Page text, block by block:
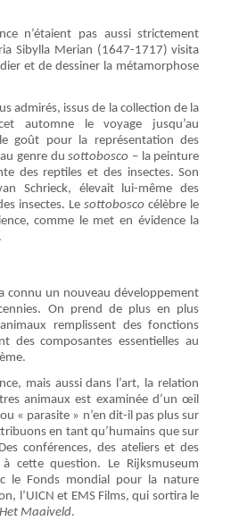
n’étaient pas aussi strictement
Sibylla Merian (1647-1717) visita
et de dessiner la métamorphose
admirés, issus de la collection de la
automne le voyage jusqu’au
goût pour la représentation des
au genre dusottobosco – la peinture
des reptiles et des insectes. Son
Schrieck, élevait lui-même des
insectes. Lesottoboscocélèbre le
comme le met en évidence la
connu un nouveau développement
On prend de plus en plus
remplissent des fonctions
des composantes essentielles au
mais aussi dans l’art, la relation
animaux est examinée d’un œil
« parasite » n’en dit-il pas plus sur
en tant qu’humains que sur
conférences, des ateliers et des
cette question. Le Rijksmuseum
le Fonds mondial pour la nature
l’UICN et EMS Films, qui sortira le
Maaiveld.